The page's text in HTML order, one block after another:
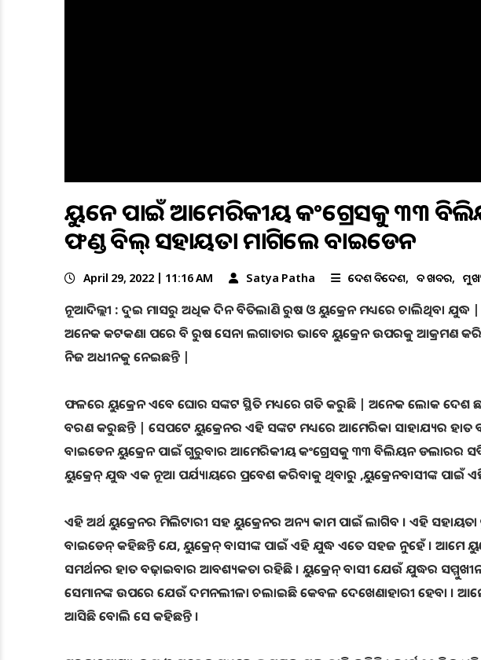
ୟୁକ୍ରେନ ପାଇଁ ଆମେରିକୀୟ କଂଗ୍ରେସକୁ ୩୩
ଫଣ୍ଡ ବିଲ୍ ସହାୟତା ମାଗିଲେ ବାଇଡେନ
April 29, 2022 | 11:16 AM Satya Patha ଦେଶ ବିଦେଶ ବଡ ଖବର
ନୂଆଦିଲ୍ଲୀ : ଦୁଇ ମାସରୁ ଅଧିକ ଦିନ ବିତିଲାଣି ରୁଷ ଓ ୟୁକ୍ରେନ ମଧ୍ୟରେ ଚାଲିଥିବା
ଅନେକ କଟକଣା ପରେ ବି ରୁଷ ସେନା ଲଗାତାର ଭାବେ ୟୁକ୍ରେନ ଉପରକୁ ଆକ୍ରମଣ
ନିଜ ଅଧୀନକୁ ନେଇଛନ୍ତି |
ଫଳରେ ୟୁକ୍ରେନ ଏବେ ଘୋର ସଙ୍କଟ ସ୍ଥିତି ମଧ୍ୟରେ ଗତି କରୁଛି | ଅନେକ ଲୋକ ଦେଶ
ବରଣ କରୁଛନ୍ତି | ସେପଟେ ୟୁକ୍ରେନର ଏହି ସଙ୍କଟ ମଧ୍ୟରେ ଆମେରିକା ସାହାଯ୍ୟର
ବାଇଡେନ ୟୁକ୍ରେନ ପାଇଁ ଗୁରୁବାର ଆମେରିକୀୟ କଂଗ୍ରେସକୁ ୩୩ ବିଲିୟନ ଡଲାରର
ୟୁକ୍ରେନ୍ ଯୁଦ୍ଧ ଏକ ନୂଆ ପର୍ଯ୍ୟାୟରେ ପ୍ରବେଶ କରିବାକୁ ଥିବାରୁ ,ୟୁକ୍ରେନବାସୀଙ୍କ ପାଇଁ
ଏହି ଅର୍ଥ ୟୁକ୍ରେନର ମିଲିଟାରୀ ସହ ୟୁକ୍ରେନର ଅନ୍ୟ କାମ ପାଇଁ ଲାଗିବ । ଏହି
ବାଇଡେନ୍ କହିଛନ୍ତି ଯେ, ୟୁକ୍ରେନ୍ ବାସୀଙ୍କ ପାଇଁ ଏହି ଯୁଦ୍ଧ ଏତେ ସହଜ ନୁହେଁ । ଆମେ
ସମର୍ଥନର ହାତ ବଢ଼ାଇବାର ଆବଶ୍ୟକତା ରହିଛି । ୟୁକ୍ରେନ୍ ବାସୀ ଯେଉଁ ଯୁଦ୍ଧର
ସେମାନଙ୍କ ଉପରେ ଯେଉଁ ଦମନଲୀଳା ଚଲାଇଛି କେବଳ ଦେଖେଣାହାରୀ ହେବା ।
ଆସିଛି ବୋଲି ସେ କହିଛନ୍ତି ।